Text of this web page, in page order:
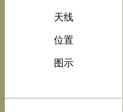
天线
位置
图示